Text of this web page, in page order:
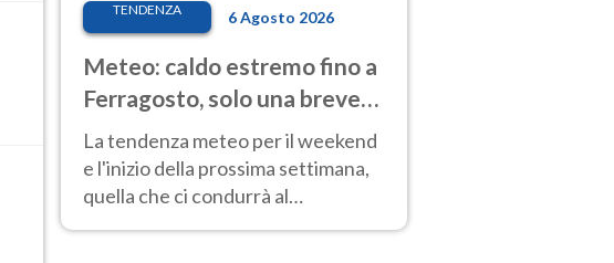
TENDENZA 6 Agosto 2026
Meteo: caldo estremo fino a
Ferragosto, solo una breve
pausa. Ecco dove
La tendenza meteo per il weekend
e l'inizio della prossima settimana,
quella che ci condurrà al
Ferragosto, vede ancora